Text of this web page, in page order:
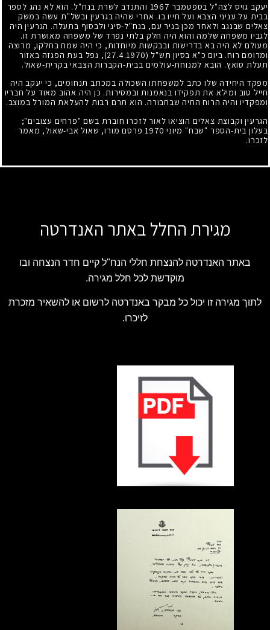
יעקב גויס לצה"ל בספטמבר 1967 והתנדב לשרת בנח"ל. הוא לא נהג לספר
בבית על עניני הצבא ועל חייו בו. אחרי שהיה בגרעין ובשל"ת עשה במשק
צאלים שבנגב ולאחר מכן בניר עם, בנח"ל-סיני ולבסוף בתעלה. הגרעין היה
לגביו משפחה שלמה והוא היה חלק בלתי נפרד של משפחה מאושרת זו.
מעולם לא היה בא בדרישות ובבקשות מיוחדות, כי היה שמח בחלקו, מרוצה
ומרומם רוח. ביום כ"א בסיון תש"ל (27.4.1970)
, נפל בעת הפגזה באזור
תעלת סואץ. הובא למנוחת-עולמים בבית-הקברות הצבאי בקרית-שאול.
מפקד היחידה שלו כתב למשפחתו השכולה במכתב תנחומים, כי יעקב היה
חייל טוב ומילא את תפקידו בנאמנות ובמסירות. כן היה אהוב מאוד על חבריו
ומפקדיו והיה הרוח החיה שבחבורה. הוא תרם רבות להעלאת המורל במוצב.
הגרעין וקבוצת צאלים הוציאו לאור לזכרו חוברת בשם "פרחים עצובים;"
בעלון בית-הספר "שבח" מיוני 1970 פרסם מורו, שאול אבי-שאול, מאמר
לזכרו.
מגירת החלל באתר האנדרטה
באתר האנדרטה להנצחת חללי הנח"ל קיים חדר הנצחה ובו
מוקדשת לכל חלל מגירה.
לתוך מגירה זו יכול כל מבקר באנדרטה לרשום או להשאיר מזכרת
לזיכרו.